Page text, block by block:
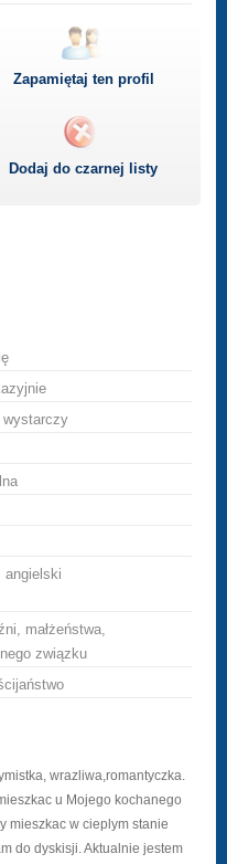
Zapamiętaj ten profil
Dodaj do czarnej listy
wystarczy
angielski
małżeństwa,
związku
wrazliwa,romantyczka.
u Mojego kochanego
mieszkac w cieplym stanie
do dyskisji. Aktualnie jestem